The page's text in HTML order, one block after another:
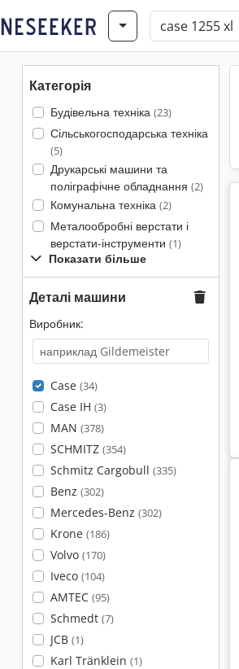
Категорія
Будівельна техніка (23)
Сільськогосподарська техніка
(5)
Друкарські машини та
поліграфічне обладнання (2)
Комунальна техніка (2)
Металообробні верстати і
верстати-інструменти (1)
Показати більше
Деталі машини
Виробник:
Case (34)
Case IH (3)
MAN (378)
SCHMITZ (354)
Schmitz Cargobull (335)
Benz (302)
Mercedes-Benz (302)
Krone (186)
Volvo (170)
Iveco (104)
AMTEC (95)
Schmedt (7)
JCB (1)
Karl Tränklein (1)